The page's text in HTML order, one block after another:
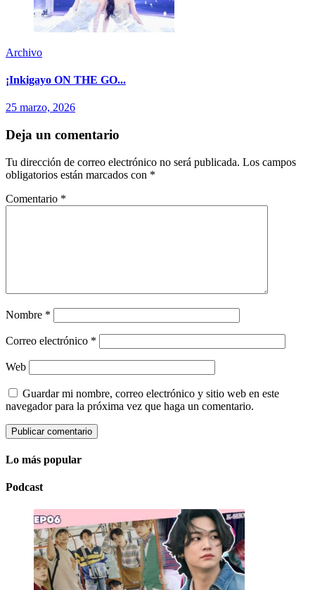
Archivo
¡Inkigayo ON THE GO...
25 marzo, 2026
Deja un comentario
Tu dirección de correo electrónico no será publicada. Los campos
obligatorios están marcados con *
Comentario *
Nombre *
Correo electrónico *
Web
Guardar mi nombre, correo electrónico y sitio web en este
navegador para la próxima vez que haga un comentario.
Lo más popular
Podcast